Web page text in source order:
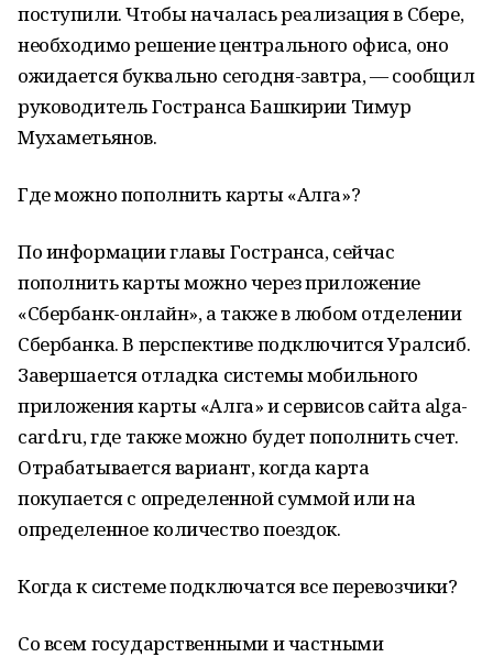
поступили. Чтобы началась реализация в Сбере,
необходимо решение центрального офиса, оно
ожидается буквально сегодня-завтра, — сообщил
руководитель Гостранса Башкирии Тимур
Мухаметьянов.
Где можно пополнить карты «Алга»?
По информации главы Гостранса, сейчас
пополнить карты можно через приложение
«Сбербанк-онлайн», а также в любом отделении
Сбербанка. В перспективе подключится Уралсиб.
Завершается отладка системы мобильного
приложения карты «Алга» и сервисов сайта alga-
card.ru, где также можно будет пополнить cчет.
Отрабатывается вариант, когда карта
покупается с определенной суммой или на
определенное количество поездок.
Когда к системе подключатся все перевозчики?
Со всем государственными и частными